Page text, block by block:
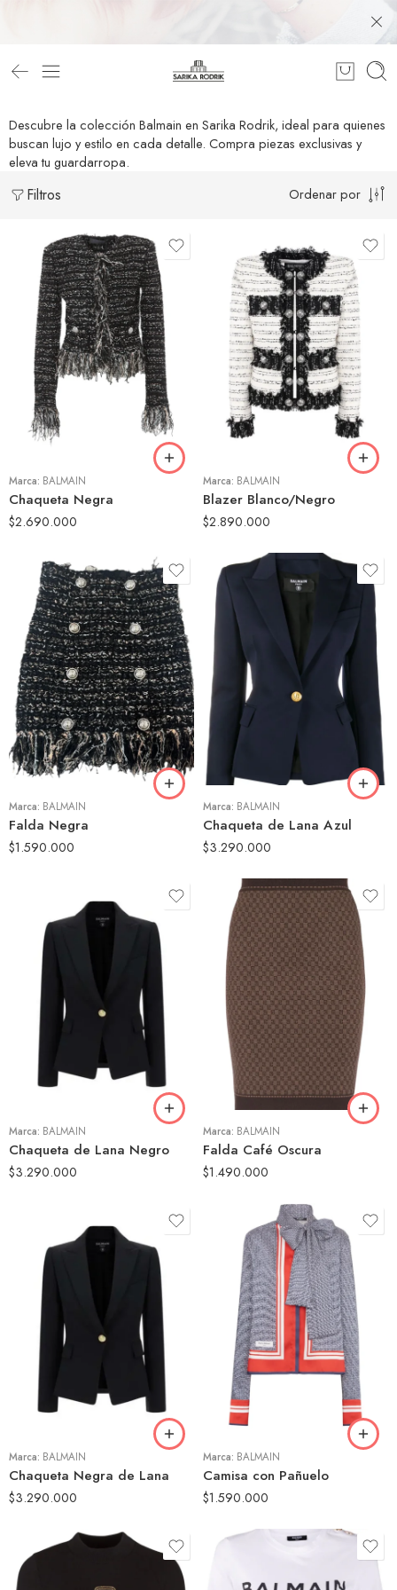
Descubre la colección Balmain en Sarika Rodrik, ideal para quienes
buscan lujo y estilo en cada detalle. Compra piezas exclusivas y
eleva tu guardarropa.
Filtros Ordenar por
Marca: BALMAIN
Chaqueta Negra
$2.690.000
42
Marca: BALMAIN
Blazer Blanco/Negro
$2.890.000
42
Marca: BALMAIN
Falda Negra
$1.590.000
40
Marca: BALMAIN
Chaqueta de Lana Azul
$3.290.000
Marca: BALMAIN
Chaqueta de Lana Negro
$3.290.000
38
Marca: BALMAIN
Falda Café Oscura
$1.490.000
36
38
Marca: BALMAIN
Chaqueta Negra de Lana
$3.290.000
40
Marca: BALMAIN
Camisa con Pañuelo
$1.590.000
38
40
42